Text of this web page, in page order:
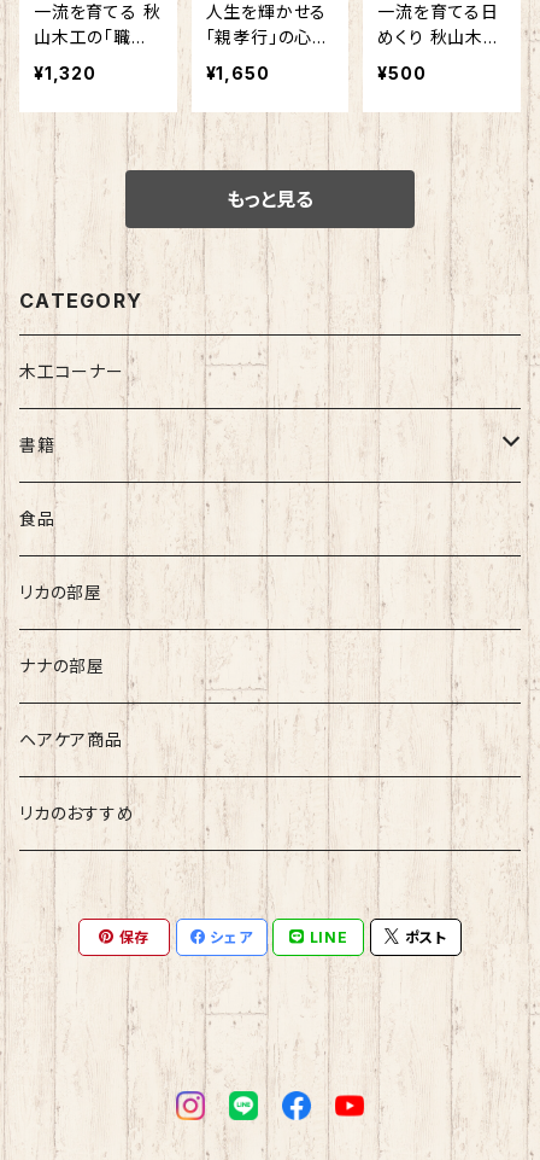
一流を育てる 秋
山木工の「職人
心得」
¥1,320
人生を輝かせる
「親孝行」の心得
一流を育てる二
十箇条
¥1,650
一流を育てる日
めくり 秋山木工
の「職人心得三
¥500
もっと見る
CATEGORY
木工コーナー
書籍
秋山利輝
長島 龍人
リカ
食品
リカの部屋
ナナの部屋
ヘアケア商品
リカのおすすめ
保存 シェア LINE ポスト